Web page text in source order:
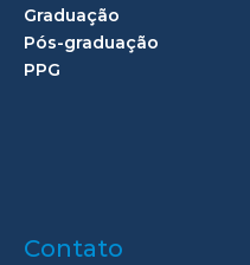
Graduação
Pós-graduação
PPG
Contato